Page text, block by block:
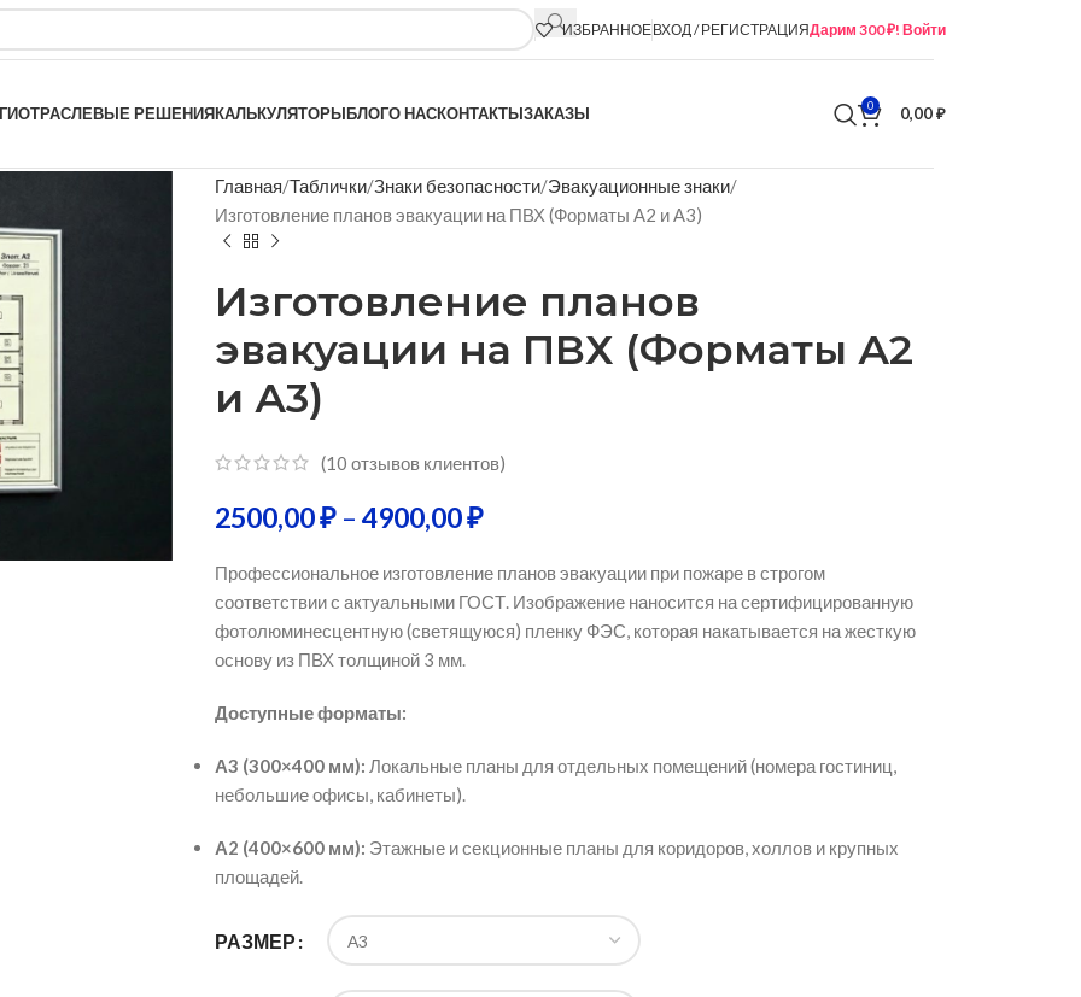
ИЗБРАННОЕВХОД / РЕГИСТРАЦИЯДарим 300 ₽! Войти
ОТРАСЛЕВЫЕ РЕШЕНИЯКАЛЬКУЛЯТОРЫБЛОГО НАСКОНТАКТЫЗАКАЗЫ 0 0,00₽
Главная Таблички Знаки безопасности Эвакуационные знаки
Изготовление планов эвакуации на ПВХ (Форматы А2 и А3)
Изготовление планов
эвакуации на ПВХ (Форматы А2
и А3)
(10 отзывов клиентов)
2500,00₽ – 4900,00₽
Профессиональное изготовление планов эвакуации при пожаре в строгом
соответствии с актуальными ГОСТ. Изображение наносится на сертифицированную
фотолюминесцентную (светящуюся) пленку ФЭС, которая накатывается на жесткую
основу из ПВХ толщиной 3 мм.
Доступные форматы:
А3 (300×400 мм): Локальные планы для отдельных помещений (номера гостиниц,
небольшие офисы, кабинеты).
А2 (400×600 мм): Этажные и секционные планы для коридоров, холлов и крупных
площадей.
РАЗМЕР